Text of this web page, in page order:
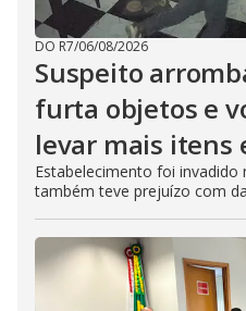
DO R7/06/08/2026
Suspeito
furta objetos e
levar mais itens
Estabelecimento foi
também teve prejuízo com